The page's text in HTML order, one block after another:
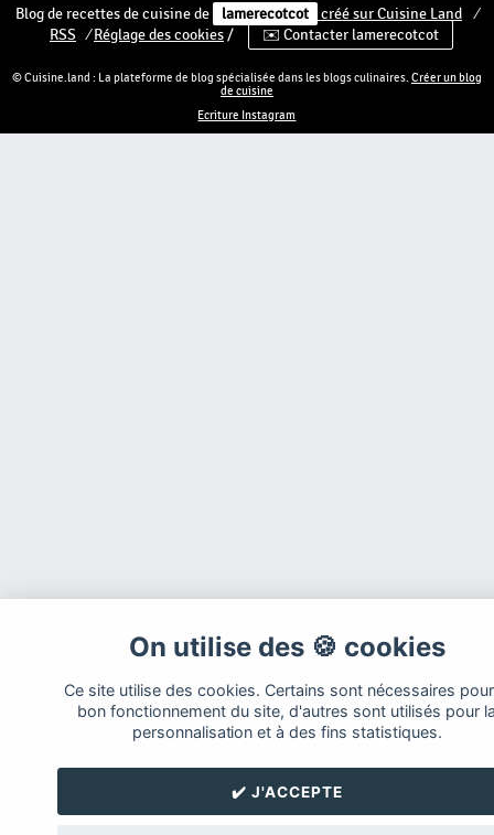
Blog de recettes de cuisine de lamerecotcot créé surCuisine Land ⁄
RSS ⁄Réglage des cookies/ ✉️ Contacter lamerecotcot
© Cuisine.land : La plateforme de blog spécialisée dans les blogs culinaires.Créer un blog
de cuisine
Ecriture Instagram
On utilise des 🍪 cookies
Ce site utilise des cookies. Certains sont nécessaires
bon fonctionnement du site, d'autres sont utilisés pour
personnalisation et à des fins statistiques.
✔️ J'ACCEPTE